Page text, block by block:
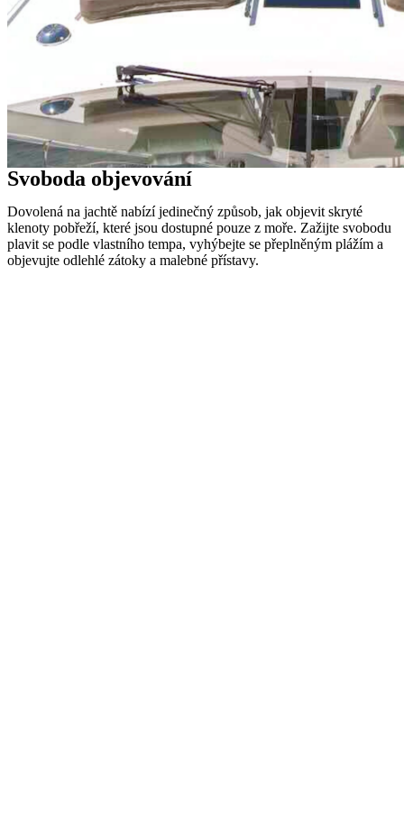
Svoboda objevování
Dovolená na jachtě nabízí jedinečný způsob, jak objevit skryté
klenoty pobřeží, které jsou dostupné pouze z moře. Zažijte svobodu
plavit se podle vlastního tempa, vyhýbejte se přeplněným plážím a
objevujte odlehlé zátoky a malebné přístavy.